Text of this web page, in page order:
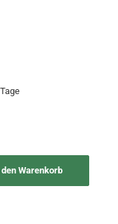
den Warenkorb